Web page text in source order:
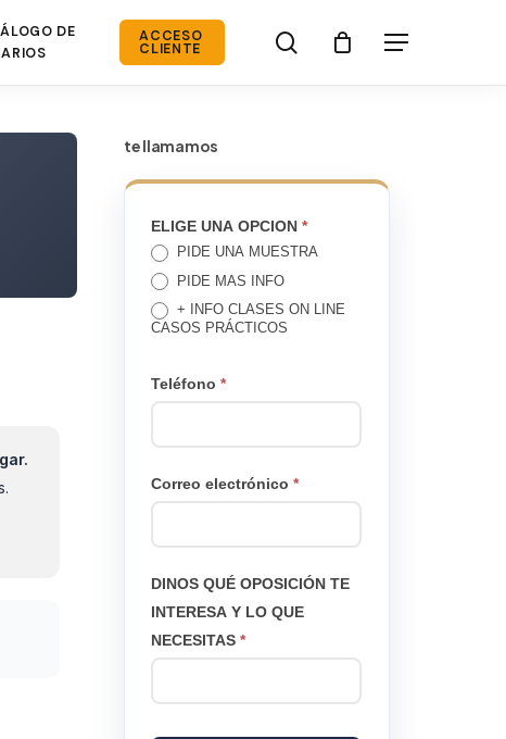
DE
ACCESO
CLIENTE search Menú
te llamamos
TE
LLAMAMOS
ELIGE UNA OPCION*
PIDE UNA MUESTRA
PIDE MAS INFO
+ INFO CLASES ON LINE
CASOS PRÁCTICOS
Teléfono*
Correo electrónico*
DINOS QUÉ OPOSICIÓN TE
INTERESA Y LO QUE
NECESITAS*